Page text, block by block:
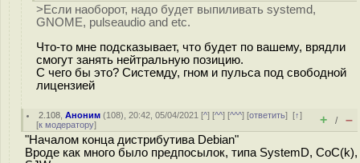
>Если наоборот, надо будет выпиливать systemd,
GNOME, pulseaudio and etc.
Что-то мне подсказывает, что будет по вашему, врядли
смогут занять нейтральную позицию.
С чего бы это? Системду, гном и пульса под свободной
лицензией
2.108 ,Аноним (108), 20:42, 05/04/2021 [^] [^^] [^^^] [ответить][↑]
[к модератору] + / –
"Началом конца дистрибутива Debian"
Вроде как много было предпосылок, типа SystemD, CoC(k),